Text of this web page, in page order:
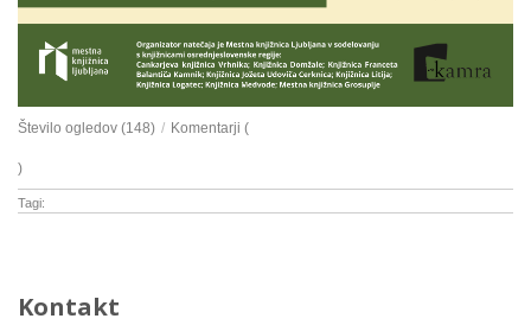
Število ogledov (148) / Komentarji (
)
Tagi:
Kontakt